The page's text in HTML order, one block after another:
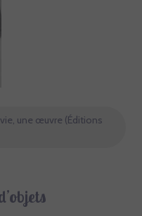
une œuvre (Éditions